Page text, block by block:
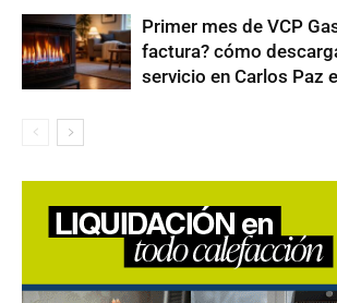
Primer mes de VCP
factura? cómo
servicio en Carlos Paz